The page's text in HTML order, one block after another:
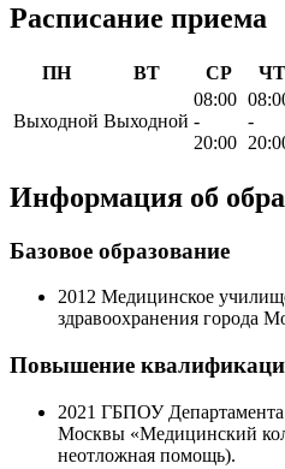
Расписание приема
ПН ВТ СР ЧТ
Выходной Выходной
08:00
-
20:00
-
Информация об
Базовое образование
2012 Медицинское
здравоохранения города
Повышение
2021 ГБПОУ Департамента
Москвы «Медицинский
неотложная помощь).